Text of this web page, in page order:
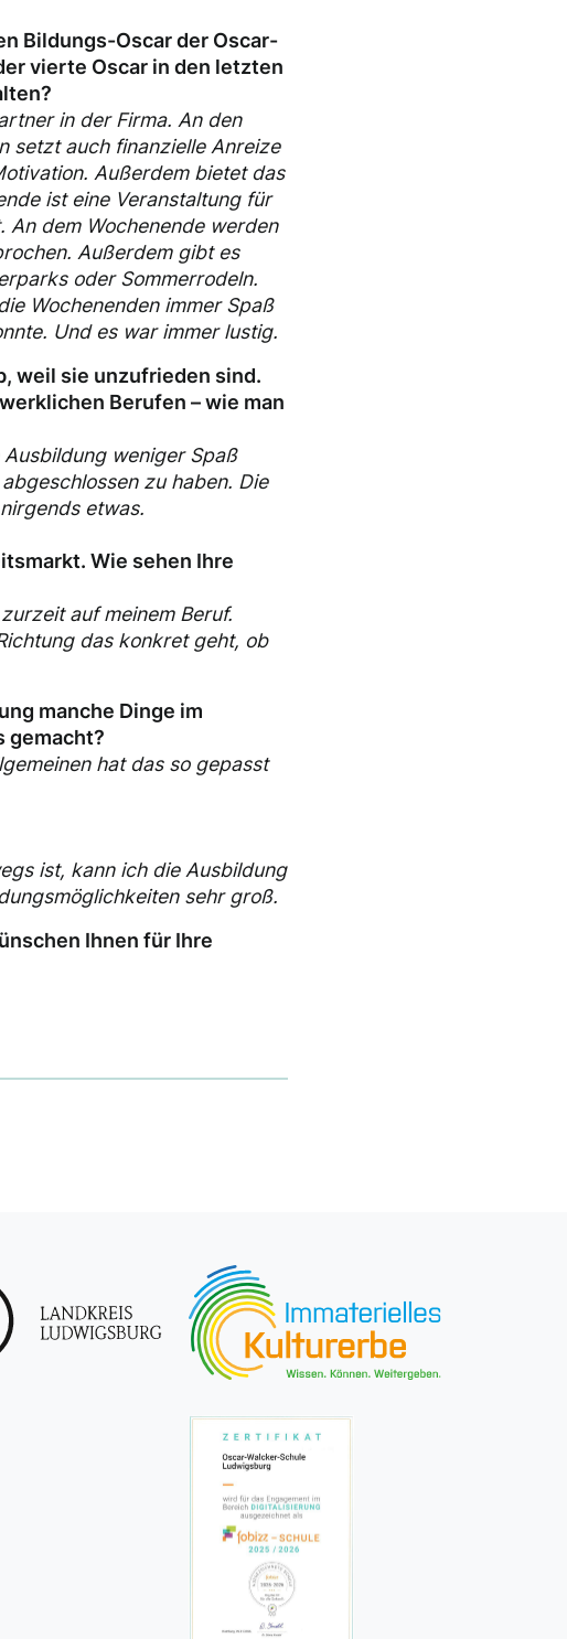
Bildungs-Oscar der Oscar-
vierte Oscar in den letzten
in der Firma. An den
setzt auch finanzielle Anreize
Außerdem bietet das
ist eine Veranstaltung für
An dem Wochenende werden
Außerdem gibt es
oder Sommerrodeln.
Wochenenden immer Spaß
Und es war immer lustig.
weil sie unzufrieden sind.
Berufen – wie man
weniger Spaß
zu haben. Die
etwas.
Wie sehen Ihre
auf meinem Beruf.
das konkret geht, ob
manche Dinge im
gemacht?
hat das so gepasst
ist, kann ich die Ausbildung
sehr groß.
Ihnen für Ihre